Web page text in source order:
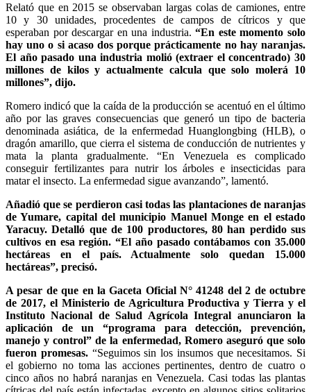
Relató que en 2015 se observaban largas colas de camiones, entre
10 y 30 unidades, procedentes de campos de cítricos y que
esperaban por descargar en una industria.“En este momento solo
hay uno o si acaso dos porque prácticamente no hay naranjas.
El año pasado una industria molió (extraer el concentrado) 30
millones de kilos y actualmente calcula que solo molerá 10
millones”, dijo.
Romero indicó que la caída de la producción se acentuó en el último
año por las graves consecuencias que generó un tipo de bacteria
denominada asiática, de la enfermedad Huanglongbing (HLB), o
dragón amarillo, que cierra el sistema de conducción de nutrientes y
mata la planta gradualmente. “En Venezuela es complicado
conseguir fertilizantes para nutrir los árboles e insecticidas para
matar el insecto. La enfermedad sigue avanzando”, lamentó.
Añadió que se perdieron casi todas las plantaciones de naranjas
de Yumare, capital del municipio Manuel Monge en el estado
Yaracuy. Detalló que de 100 productores, 80 han perdido sus
cultivos en esa región. “El año pasado contábamos con 35.000
hectáreas en el país. Actualmente solo quedan 15.000
hectáreas”, precisó.
A pesar de que en la Gaceta Oficial N° 41248 del 2 de octubre
de 2017, el Ministerio de Agricultura Productiva y Tierra y el
Instituto Nacional de Salud Agrícola Integral anunciaron la
aplicación de un “programa para detección, prevención,
manejo y control” de la enfermedad, Romero aseguró que solo
fueron promesas.“Seguimos sin los insumos que necesitamos. Si
el gobierno no toma las acciones pertinentes, dentro de cuatro o
cinco años no habrá naranjas en Venezuela. Casi todas las plantas